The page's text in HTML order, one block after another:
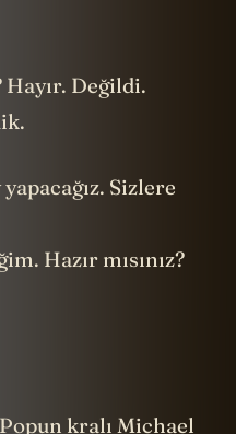
Değildi.
Sizlere
Hazır mısınız?
kralı Michael